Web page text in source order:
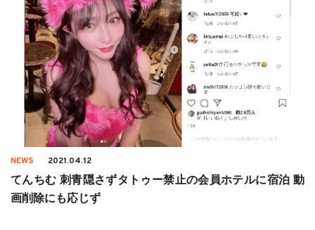
NEWS 2021.04.12
てんちむ 刺青隠さずタトゥー禁止の会員ホテルに宿泊 動
画削除にも応じず